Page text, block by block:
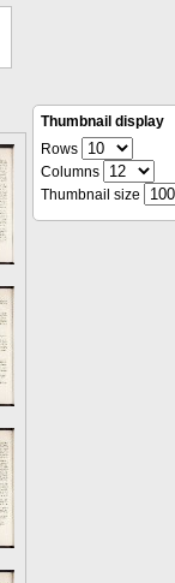
Thumbnail display
Rows
Columns
Thumbnail size